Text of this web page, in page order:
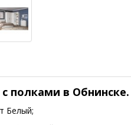
с полками в Обнинске.
Белый;